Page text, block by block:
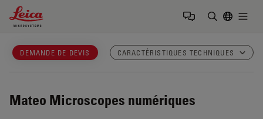
Leica Microsystems Logo
DEMANDE DE DEVIS CARACTÉRISTIQUES TECHNIQUES
Mateo Microscopes numériques